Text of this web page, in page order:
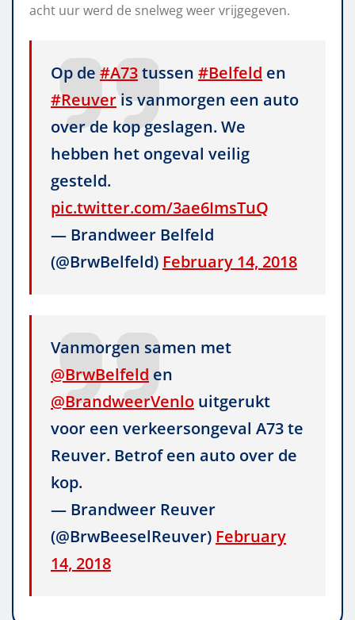
acht uur werd de snelweg weer vrijgegeven.
Op de #A73tussen #Belfeld en
#Reuver is vanmorgen een auto
over de kop geslagen. We
hebben het ongeval veilig
gesteld.
pic.twitter.com/3ae6ImsTuQ
— Brandweer Belfeld
(@BrwBelfeld) February 14, 2018
Vanmorgen samen met
@BrwBelfeld en
@BrandweerVenlo uitgerukt
voor een verkeersongeval A73 te
Reuver. Betrof een auto over de
kop.
— Brandweer Reuver
(@BrwBeeselReuver) February
14, 2018